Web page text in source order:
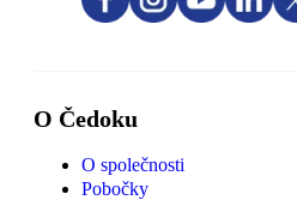
O Čedoku
O společnosti
Pobočky